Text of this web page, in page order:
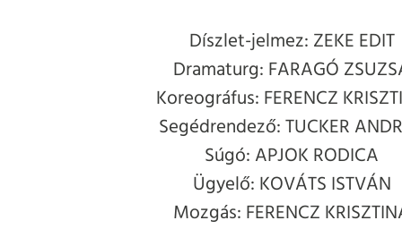
Díszlet-jelmez: ZEKE EDIT
Dramaturg: FARAGÓ
Koreográfus: FERENCZ
Segédrendező: TUCKER
Súgó: APJOK RODICA
Ügyelő: KOVÁTS ISTVÁN
Mozgás: FERENCZ